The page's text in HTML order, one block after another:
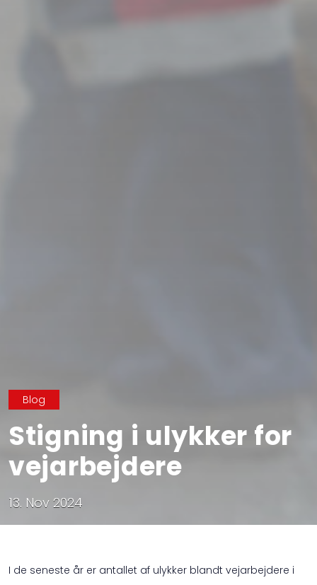
Blog
Stigning i ulykker for
vejarbejdere
13. Nov 2024
I de seneste år er antallet af ulykker blandt vejarbejdere i